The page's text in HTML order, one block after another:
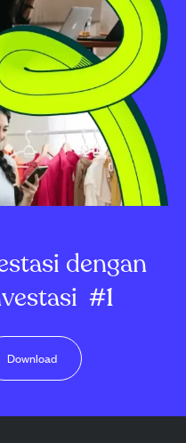
dengan
#1
Download